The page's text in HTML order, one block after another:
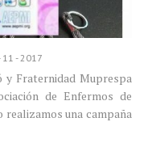
11 - 2017
y Fraternidad Muprespa
de Enfermos de
una campaña